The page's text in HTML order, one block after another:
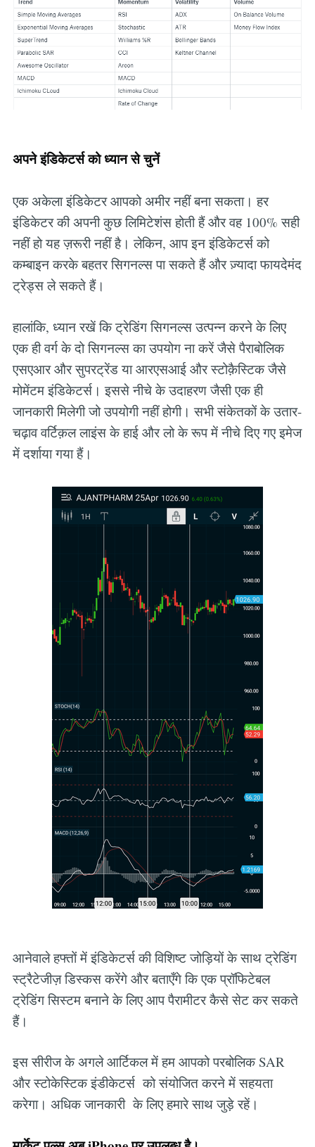
अपने इंडिकेटर्स को ध्यान से चुनें
एक अकेला इंडिकेटर आपको अमीर नहीं बना सकता। हर
इंडिकेटर की अपनी कुछ लिमिटेशंस होती हैं और वह 100% सही
नहीं हो यह ज़रूरी नहीं है। लेकिन, आप इन इंडिकेटर्स को
कम्बाइन करके बहतर सिगनल्स पा सकते हैं और ज़्यादा फायदेमंद
ट्रेड्स ले सकते हैं।
हालांकि, ध्यान रखें कि ट्रेडिंग सिगनल्स उत्पन्न करने के लिए
एक ही वर्ग के दो सिगनल्स का उपयोग ना करें जैसे पैराबोलिक
एसएआर और सुपरट्रेंड या आरएसआई और स्टोक़ैस्टिक जैसे
मोमेंटम इंडिकेटर्स। इससे नीचे के उदाहरण जैसी एक ही
जानकारी मिलेगी जो उपयोगी नहीं होगी। सभी संकेतकों के उतार-
चढ़ाव वर्टिक़ल लाइंस के हाई और लो के रूप में नीचे दिए गए इमेज
में दर्शाया गया हैं।
आनेवाले हफ्तों में इंडिकेटर्स की विशिष्ट जोड़ियों के साथ ट्रेडिंग
स्ट्रैटेजीज़ डिस्कस करेंगे और बताएँगे कि एक प्रॉफिटेबल
ट्रेडिंग सिस्टम बनाने के लिए आप पैरामीटर कैसे सेट कर सकते
हैं।
इस सीरीज के अगले आर्टिकल में हम आपको परबोलिक SAR
और स्टोकेस्टिक इंडीकेटर्स को संयोजित करने में सहयता
करेगा। अधिक जानकारी के लिए हमारे साथ जुड़े रहें।